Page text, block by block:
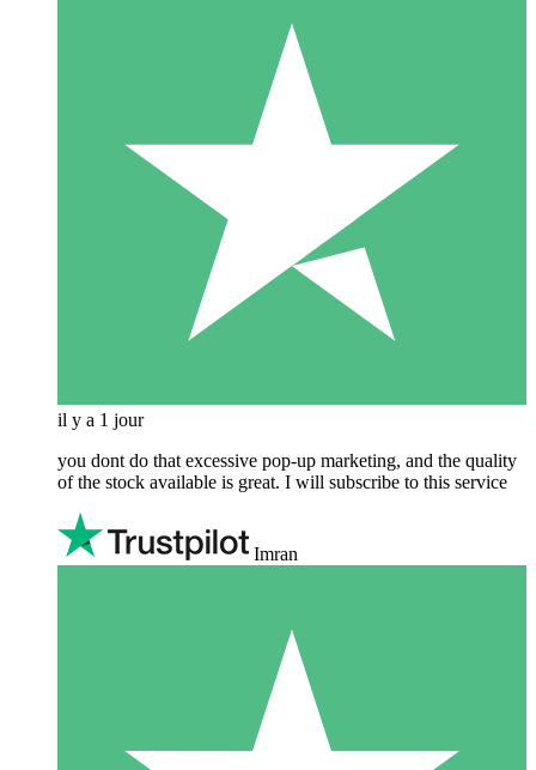
il y a 1 jour
you dont do that excessive pop-up marketing, and the quality
of the stock available is great. I will subscribe to this service
Imran